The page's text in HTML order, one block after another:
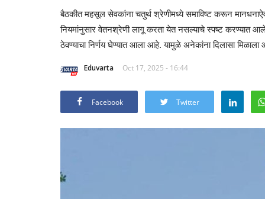
बैठकीत महसूल सेवकांना चतुर्थ श्रेणीमध्ये समाविष्ट करून
नियमांनुसार वेतनश्रेणी लागू करता येत नसल्याचे स्पष्ट करण्यात आले.
ठेवण्याचा निर्णय घेण्यात आला आहे. यामुळे अनेकांना दिलासा मिळाला
Eduvarta Oct 17, 2025 - 16:44
Facebook Twitter